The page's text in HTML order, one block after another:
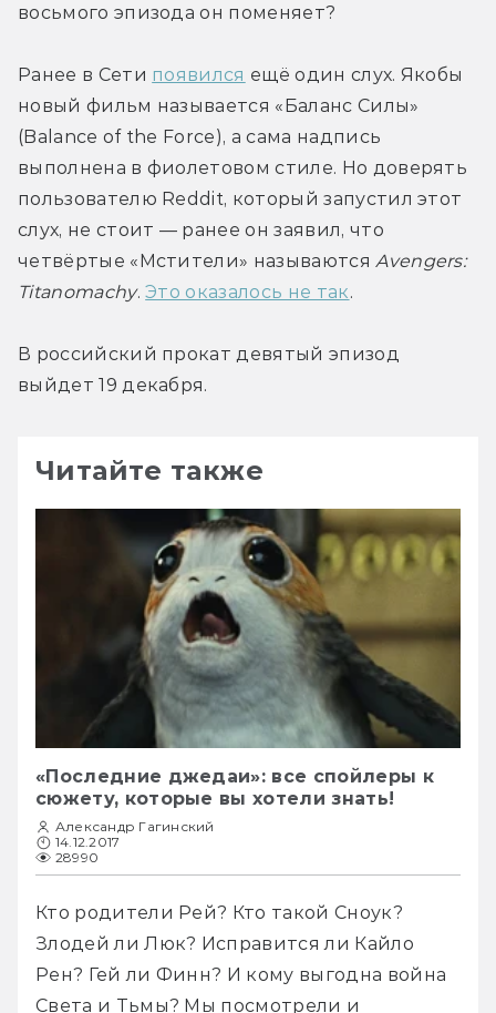
восьмого эпизода он поменяет?
Ранее в Сети появился ещё один слух. Якобы
новый фильм называется «Баланс Силы»
(Balance of the Force), а сама надпись
выполнена в фиолетовом стиле. Но доверять
пользователю Reddit, который запустил этот
слух, не стоит — ранее он заявил, что
четвёртые «Мстители» называются Avengers:
Titanomachy. Это оказалось не так.
В российский прокат девятый эпизод
выйдет 19 декабря.
Читайте также
«Последние джедаи»: все спойлеры к
сюжету, которые вы хотели знать!
Александр Гагинский
14.12.2017
28990
Кто родители Рей? Кто такой Сноук?
Злодей ли Люк? Исправится ли Кайло
Рен? Гей ли Финн? И кому выгодна война
Света и Тьмы? Мы посмотрели и